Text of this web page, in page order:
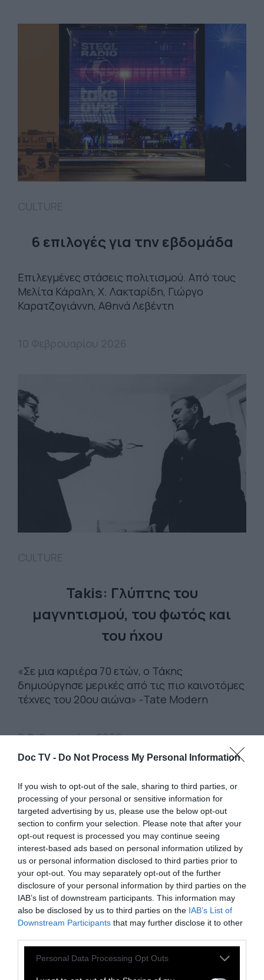
Doc TV - Do Not Process My Personal Information
If you wish to opt-out of the sale, sharing to third parties, or
processing of your personal or sensitive information for
targeted advertising by us, please use the below opt-out
section to confirm your selection. Please note that after your
opt-out request is processed you may continue seeing
interest-based ads based on personal information utilized by
us or personal information disclosed to third parties prior to
your opt-out. You may separately opt-out of the further
disclosure of your personal information by third parties on the
IAB’s list of downstream participants. This information may
also be disclosed by us to third parties on the IAB’s List of
Downstream Participants that may further disclose it to other
Personal Data Processing Opt Outs
6 επιλογές για την εβδομάδα
Επιλεγμένες στάσεις πολιτισμού. Από τους
Μελίτα Κάραλη, Χ. Λακταρίδη, Γιώργο
Καρατζογιάννη, Αθηνά Λεβέντη
Takis: Γλύπτης του
μαγνητισμού, του φωτός και
του ήχου
«Σε μια καριέρα 70 ετών, ο Τάκης
δημιούργησε μερικές από τις πιο καινοτόμες
τέχνες του 20ου αιώνα» -Tate Modern
9 Φεβρουαρίου 2026
CULTURE